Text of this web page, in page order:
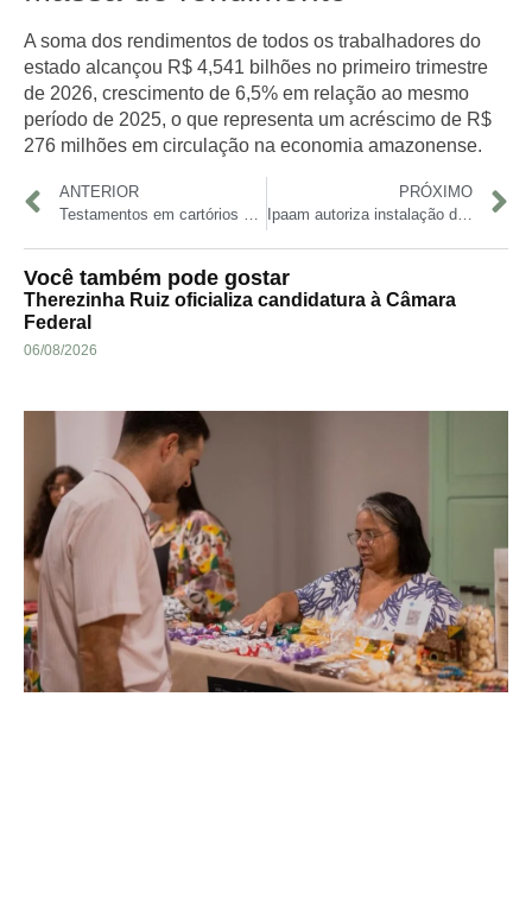
A soma dos rendimentos de todos os trabalhadores do
estado alcançou R$ 4,541 bilhões no primeiro trimestre
de 2026, crescimento de 6,5% em relação ao mesmo
período de 2025, o que representa um acréscimo de R$
276 milhões em circulação na economia amazonense.
ANTERIOR
Testamentos em cartórios do Amazonas crescem 3,8% em 2025
PRÓXIMO
Ipaam autoriza instalação de canteiro de obras para ponte sobre o rio Igapó‑Açu na BR‑319
Você também pode gostar
Therezinha Ruiz oficializa candidatura à Câmara
Federal
06/08/2026